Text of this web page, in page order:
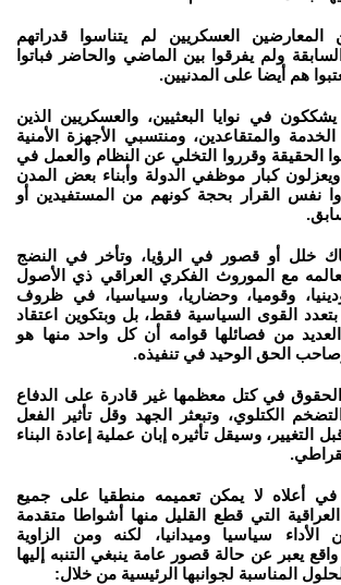
العسكريين لم يتناسوا قدراتهم
ولم يفرقوا بين الماضي والحاضر فباتوا
هم أيضا على المدنيين.
في نوايا البعثيين، والعسكريين الذين
والمتقاعدين، ومنتسبي الأجهزة الأمنية
الحقيقة وقرروا التخلي عن النظام والعمل في
كبار موظفي الدولة وأبناء بعض المدن
نفس القرار بحجة كونهم من المستفيدين أو
خلل أو قصور في الرؤيا، وتأخر في النضج
مع الموروث الفكري العراقي ذي الأصول
ودينيا، وقوميا، وحضاريا، وسياسيا، في ظروف
القوى السياسية فقط، بل وبتكوين اعتقاد
من فصائلها قوامه أن كل واحد منها هو
الحق الوحيد في تنفيذه.
في كتل معظمها غير قادرة على الدفاع
الكتلوي، وتبعثر الجهد وقل تأثير الفعل
التغيير، وسيقل تأثيره إبان عملية إعادة البناء
في أعلاه لا يمكن تعميمه منطقيا على جميع
التي قطع القليل منها أشواطا متقدمة
سياسيا وميدانيا، لكنه ومن الزاوية
واقع يعبر عن حالة قصور عامة ينبغي التنبه إليها
المناسبة لجوانبها الرئيسية من خلال: